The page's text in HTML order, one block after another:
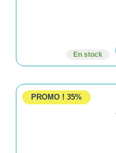
En stock
PROMO ! 35%